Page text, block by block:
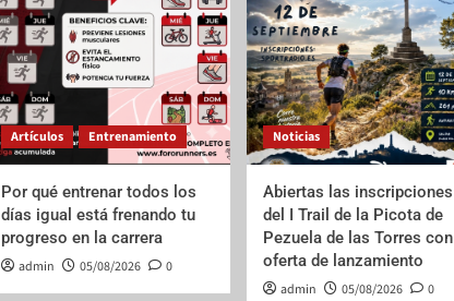
Artículos Entrenamiento
Por qué entrenar todos los
días igual está frenando tu
progreso en la carrera
admin 05/08/2026 0
Noticias
Abiertas las inscripciones
del I Trail de la Picota de
Pezuela de las Torres con
oferta de lanzamiento
admin 05/08/2026 0